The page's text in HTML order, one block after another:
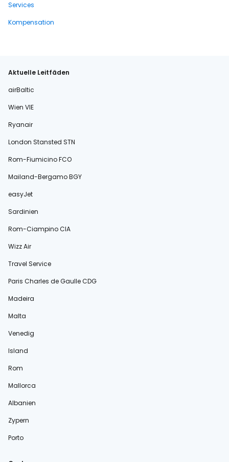
Services
Kompensation
Aktuelle Leitfäden
airBaltic
Wien VIE
Ryanair
London Stansted STN
Rom-Fiumicino FCO
Mailand-Bergamo BGY
easyJet
Sardinien
Rom-Ciampino CIA
Wizz Air
Travel Service
Paris Charles de Gaulle CDG
Madeira
Malta
Venedig
Island
Rom
Mallorca
Albanien
Zypern
Porto